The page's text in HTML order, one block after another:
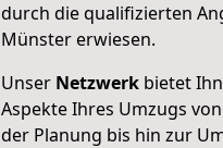
durch die qualifizierten
Münster erwiesen.
Unser Netzwerk bietet
Aspekte Ihres Umzugs
der Planung bis hin zur